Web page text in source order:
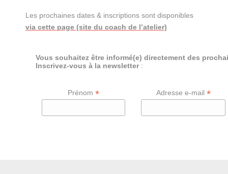
Les prochaines dates & inscriptions sont disponibles
via cette page (site du coach de l’atelier)
Vous souhaitez être informé(e) directement des
Inscrivez-vous à la newsletter:
Prénom* Adresse e-mail *